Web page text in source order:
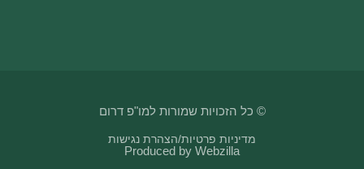
© כל הזכויות שמורות למו"פ דרום
מדיניות פרטיות/הצהרת נגישות
Produced by Webzilla